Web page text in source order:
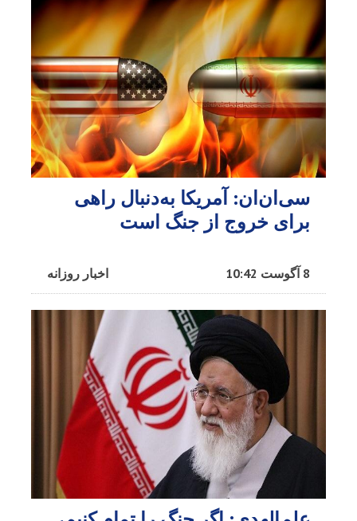
سی‌ان‌ان: آمریکا به‌دنبال راهی
برای خروج از جنگ است
اخبار روزانه 8 آگوست 10:42